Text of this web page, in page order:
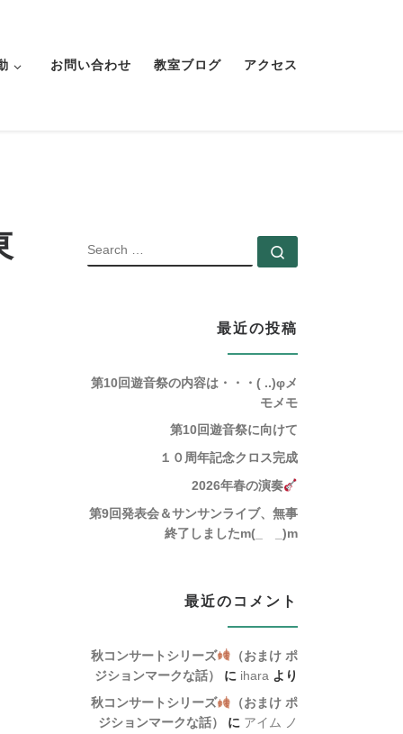
お問い合わせ 教室ブログ アクセス
SEARCH
最近の投稿
第10回遊音祭の内容は・・・( ..)φメ
モメモ
第10回遊音祭に向けて
１０周年記念クロス完成
2026年春の演奏
第9回発表会＆サンサンライブ、無事
終了しましたm(_ _)m
最近のコメント
秋コンサートシリーズ
（おまけ ポ
ジションマークな話）
に ihara より
秋コンサートシリーズ
（おまけ ポ
ジションマークな話）
に アイム ノ